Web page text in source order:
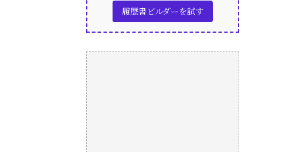
履歴書ビルダーを試す